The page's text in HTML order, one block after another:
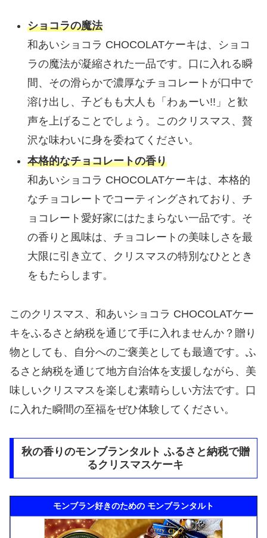
ショコラの魔法
和あいショコラ CHOCOLATケーキは、ショコ
ラの魔法が凝縮された一品です。口に入れる瞬
間、その滑らかで濃厚なチョコレートが口中で
溶け出し、子どもも大人も「わぁーい!!」と歓
声を上げることでしょう。このクリスマス、贅
沢な味わいに身を委ねてください。
本格的なチョコレートの香り
和あいショコラ CHOCOLATケーキは、本格的
なチョコレートでコーティングされており、チ
ョコレート愛好家にはたまらない一品です。そ
の香りと風味は、チョコレートの美味しさを最
大限に引き立て、クリスマスの特別なひととき
をもたらします。
このクリスマス、和あいショコラ CHOCOLATケー
キをふるさと納税を通じて手に入れませんか？贈り
物としても、自分へのご褒美としても最適です。ふ
るさと納税を通じて地方自治体を支援しながら、美
味しいクリスマスを楽しむ素晴らしい方法です。口
に入れた瞬間の至福をぜひ体験してください。
秋の香りのモンブランタルト ふるさと納税で贈
るクリスマスケーキ
モンブラン好きのための モンブランタルト